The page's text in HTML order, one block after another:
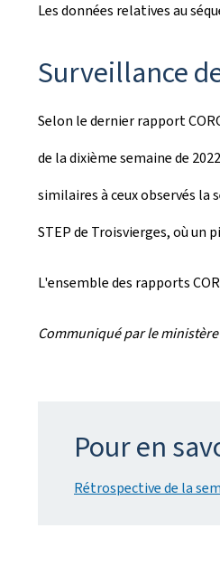
Les données relatives au
Surveillance
Selon le dernier rapport
de la dixième semaine de
similaires à ceux observés
STEP de Troisvierges, où un
L'ensemble des rapports
Communiqué par le
Pour en
Rétrospective de la